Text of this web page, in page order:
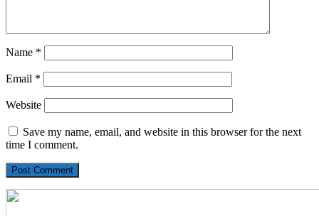
Name *
Email *
Website
Save my name, email, and website in this browser for the next
time I comment.